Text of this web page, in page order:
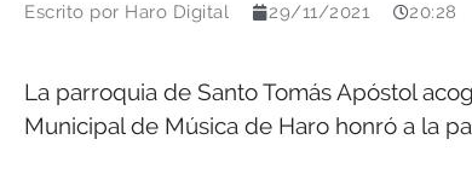
Escrito por Haro Digital 29/11/2021 20:28
La parroquia de Santo Tomás Apóstol
Municipal de Música de Haro honró a la